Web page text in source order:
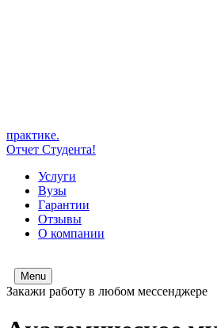
практике.
Отчет Студента!
Услуги
Вузы
Гарантии
Отзывы
О компании
Menu
Закажи работу в любом мессенджере